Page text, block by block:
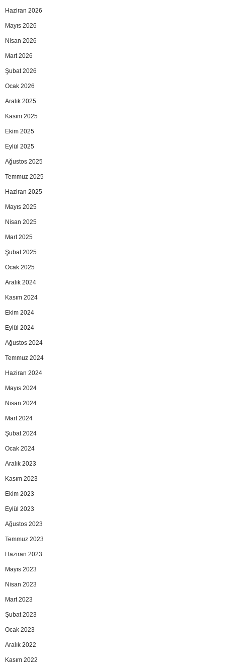
Haziran 2026
Mayıs 2026
Nisan 2026
Mart 2026
Şubat 2026
Ocak 2026
Aralık 2025
Kasım 2025
Ekim 2025
Eylül 2025
Ağustos 2025
Temmuz 2025
Haziran 2025
Mayıs 2025
Nisan 2025
Mart 2025
Şubat 2025
Ocak 2025
Aralık 2024
Kasım 2024
Ekim 2024
Eylül 2024
Ağustos 2024
Temmuz 2024
Haziran 2024
Mayıs 2024
Nisan 2024
Mart 2024
Şubat 2024
Ocak 2024
Aralık 2023
Kasım 2023
Ekim 2023
Eylül 2023
Ağustos 2023
Temmuz 2023
Haziran 2023
Mayıs 2023
Nisan 2023
Mart 2023
Şubat 2023
Ocak 2023
Aralık 2022
Kasım 2022